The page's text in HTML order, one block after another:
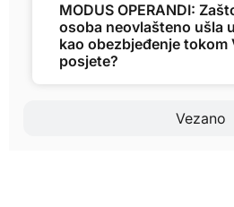
Vezano
MODUS OPERANDI:
osoba neovlašteno ušla
kao obezbjeđenje tokom
posjete?